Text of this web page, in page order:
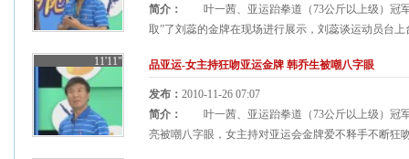
简介：
叶一茜、亚运跆拳道（73公斤以上级）冠
取”了刘蕊的金牌在现场进行展示，刘蕊谈运动员台
11'11" 品亚运-女主持狂吻亚运金牌 韩乔生被嘲八字眼
发布： 2010-11-26 07:07
简介：
叶一茜、亚运跆拳道（73公斤以上级）冠
亮被嘲八字眼，女主持对亚运会金牌爱不释手不